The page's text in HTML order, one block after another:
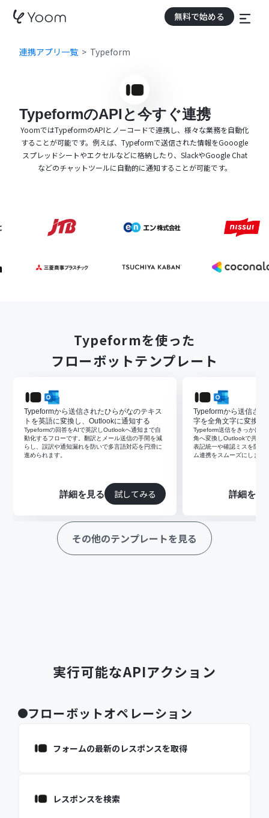
無料で始める
連携アプリ一覧 Typeform
TypeformのAPIと今すぐ連携
YoomではTypeformのAPIとノーコードで連携し、様々な業務を自動化
することが可能です。例えば、Typeformで送信された情報をGooogle
スプレッドシートやエクセルなどに格納したり、SlackやGoogle Chat
などのチャットツールに自動的に通知することが可能です。
Typeformを使った
フローボットテンプレート
Typeformから送信されたひらがなのテキス
トを英語に変換し、Outlookに通知する
Typeformの回答をAIで英訳しOutlookへ通知まで自
動化するフローです。翻訳とメール送信の手間を減
らし、誤訳や通知漏れを防いで多言語対応を円滑に
進められます。
詳細を見る 試してみる
Typeformから送信さ
字を全角文字に変換し
Typeform送信をきっかけ
角へ変換しOutlookで共有
表記統一や確認ミスを防ぎ
ム連携をスムーズにします
詳細を見
その他のテンプレートを見る
実行可能なAPIアクション
フローボットオペレーション
フォームの最新のレスポンスを取得
レスポンスを検索